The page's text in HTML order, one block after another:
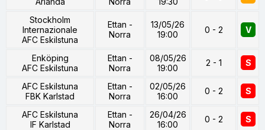
Stockholm
Internazionale
AFC Eskilstuna
Ettan -
Norra
13/05/26
19:00
0 - 2 V
Enköping
AFC Eskilstuna
Ettan -
Norra
08/05/26
19:00
2 - 1 S
AFC Eskilstuna
FBK Karlstad
Ettan -
Norra
02/05/26
16:00
0 - 2 S
AFC Eskilstuna
IF Karlstad
Ettan -
Norra
26/04/26
16:00
0 - 2 S